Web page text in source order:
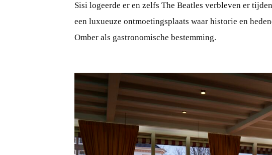
Sisi logeerde er en zelfs The Beatles verbleven er
een luxueuze ontmoetingsplaats waar historie en
Omber als gastronomische bestemming.